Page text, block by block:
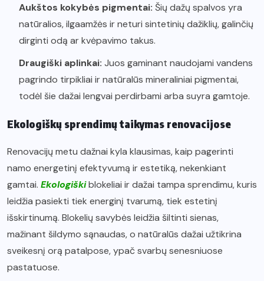
Aukštos kokybės pigmentai: Šių dažų spalvos yra
natūralios, ilgaamžės ir neturi sintetinių dažiklių, galinčių
dirginti odą ar kvėpavimo takus.
Draugiški aplinkai: Juos gaminant naudojami vandens
pagrindo tirpikliai ir natūralūs mineraliniai pigmentai,
todėl šie dažai lengvai perdirbami arba suyra gamtoje.
Ekologiškų sprendimų taikymas renovacijose
Renovacijų metu dažnai kyla klausimas, kaip pagerinti
namo energetinį efektyvumą ir estetiką, nekenkiant
gamtai. Ekologiškiblokeliai ir dažai tampa sprendimu, kuris
leidžia pasiekti tiek energinį tvarumą, tiek estetinį
išskirtinumą. Blokelių savybės leidžia šiltinti sienas,
mažinant šildymo sąnaudas, o natūralūs dažai užtikrina
sveikesnį orą patalpose, ypač svarbų senesniuose
pastatuose.